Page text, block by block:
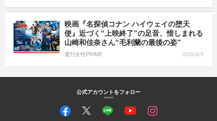
映画『名探偵コナン ハイウェイの堕天
使』近づく“上映終了”の足音、惜しまれる
山崎和佳奈さん“毛利蘭の最後の姿”
週刊女性PRIME 2026/8/5
公式アカウントをフォロー